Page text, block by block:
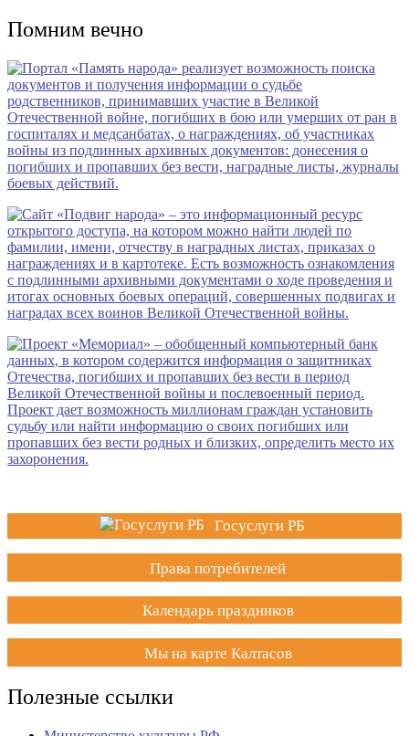
Помним вечно
Госуслуги РБ
Права потребителей
Календарь праздников
Мы на карте Калтасов
Полезные ссылки